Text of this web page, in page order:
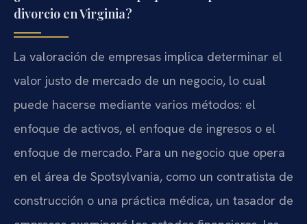
divorcio en Virginia?
La valoración de empresas implica determinar el
valor justo de mercado de un negocio, lo cual
puede hacerse mediante varios métodos: el
enfoque de activos, el enfoque de ingresos o el
enfoque de mercado. Para un negocio que opera
en el área de Spotsylvania, como un contratista de
construcción o una práctica médica, un tasador de